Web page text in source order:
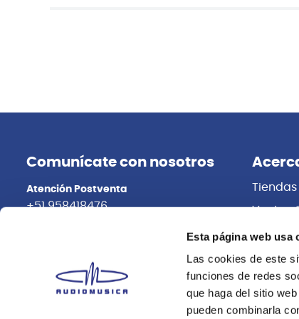
Esta página web usa
Las cookies de este
funciones de redes
que haga del sitio
pueden combinarla
Comunícate con nosotros
Atención Postventa
+51 958418476
Tiendas
Ventas
Trabaja